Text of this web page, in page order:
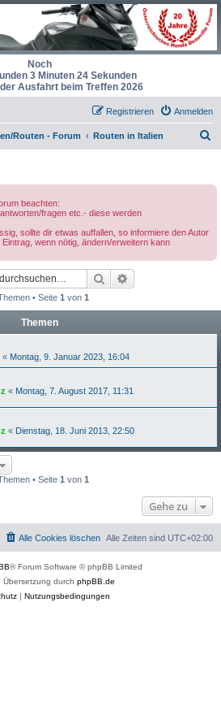
Noch
3 Minuten 24 Sekunden
Ausfahrt beim Treffen 2026
Anmelden
Registrieren
Routen - Forum Routen in Italien
beachten:
fragen etc.- diese werden
sollte dir etwas auffallen, so informiere den Autor
wenn nötig, ändern/erweitern kann
Suche
• Seite 1 von 1
Themen
« Montag, 9. Januar 2023, 16:04
« Montag, 7. August 2017, 11:31
« Dienstag, 18. Juni 2013, 22:50
• Seite 1 von 1
Gehe zu
Alle Zeiten sind UTC+02:00
Alle Cookies löschen
® Forum Software © phpBB Limited
Übersetzung durch phpBB.de
| Nutzungsbedingungen